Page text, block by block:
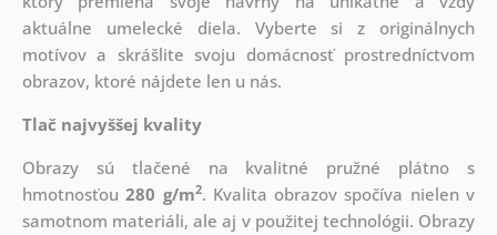
aktuálne umelecké diela. Vyberte si z originálnych
motívov a skrášlite svoju domácnosť prostredníctvom
obrazov, ktoré nájdete len u nás.
Tlač najvyššej kvality
Obrazy sú tlačené na kvalitné pružné plátno s
hmotnosťou280 g/m2. Kvalita obrazov spočíva nielen v
samotnom materiáli, ale aj v použitej technológii. Obrazy